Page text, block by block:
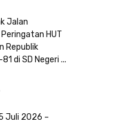
Jalan
HUT
Republik
di SD Negeri ...
Juli 2026 –